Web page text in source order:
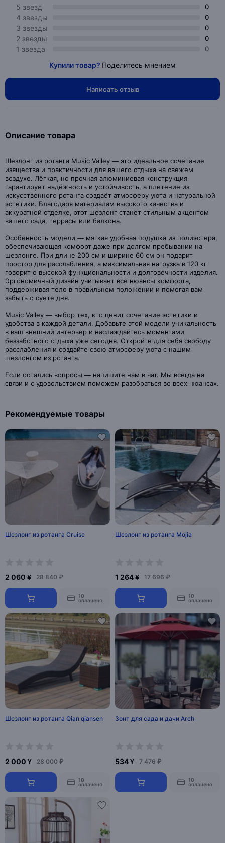
5 звезд 0
4 звезды 0
3 звезды 0
2 звезды 0
1 звезда 0
Купили товар? Поделитесь мнением
Написать отзыв
Описание товара
Шезлонг из ротанга Music Valley — это идеальное сочетание
изящества и практичности для вашего отдыха на свежем
воздухе. Лёгкая, но прочная алюминиевая конструкция
гарантирует надёжность и устойчивость, а плетение из
искусственного ротанга создаёт атмосферу уюта и натуральной
эстетики. Благодаря материалам высокого качества и
аккуратной отделке, этот шезлонг станет стильным акцентом
вашего сада, террасы или балкона.
Особенность модели — мягкая удобная подушка из полиэстера,
обеспечивающая комфорт даже при долгом пребывании на
шезлонге. При длине 200 см и ширине 60 см он подарит
простор для расслабления, а максимальная нагрузка в 120 кг
говорит о высокой функциональности и долговечности изделия.
Эргономичный дизайн учитывает все нюансы комфорта,
поддерживая тело в правильном положении и помогая вам
забыть о суете дня.
Music Valley — выбор тех, кто ценит сочетание эстетики и
удобства в каждой детали. Добавьте этой модели уникальность
в ваш внешний интерьер и наслаждайтесь моментами
беззаботного отдыха уже сегодня. Откройте для себя свободу
расслабления и создайте свою атмосферу уюта с нашим
шезлонгом из ротанга.
Если остались вопросы — напишите нам в чат. Мы всегда на
связи и с удовольствием поможем разобраться во всех нюансах.
Рекомендуемые товары
Шезлонг из ротанга Cruise
2 060 ¥ 28 840 ₽
10
оплачено
Шезлонг из ротанга Mojia
1 264 ¥ 17 696 ₽
10
оплачено
Шезлонг из ротанга Qian qiansen
2 000 ¥ 28 000 ₽
10
оплачено
Зонт для сада и дачи Arch
534 ¥ 7 476 ₽
10
оплачено